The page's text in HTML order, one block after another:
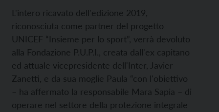
L'intero ricavato dell'edizione 2019,
riconosciuta come partner del progetto
UNICEF “Insieme per lo sport”, verrà devoluto
alla Fondazione P.U.P.I., creata dall'ex capitano
ed attuale vicepresidente dell'Inter, Javier
Zanetti, e da sua moglie Paula “con l'obiettivo
– ha affermato la responsabile Mara Sapia – di
operare nel settore della protezione integrale